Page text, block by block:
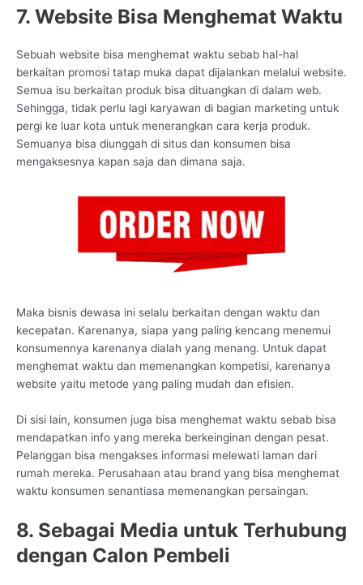
7. Website Bisa Menghemat Waktu
Sebuah website bisa menghemat waktu sebab hal-hal
berkaitan promosi tatap muka dapat dijalankan melalui website.
Semua isu berkaitan produk bisa dituangkan di dalam web.
Sehingga, tidak perlu lagi karyawan di bagian marketing untuk
pergi ke luar kota untuk menerangkan cara kerja produk.
Semuanya bisa diunggah di situs dan konsumen bisa
mengaksesnya kapan saja dan dimana saja.
Maka bisnis dewasa ini selalu berkaitan dengan waktu dan
kecepatan. Karenanya, siapa yang paling kencang menemui
konsumennya karenanya dialah yang menang. Untuk dapat
menghemat waktu dan memenangkan kompetisi, karenanya
website yaitu metode yang paling mudah dan efisien.
Di sisi lain, konsumen juga bisa menghemat waktu sebab bisa
mendapatkan info yang mereka berkeinginan dengan pesat.
Pelanggan bisa mengakses informasi melewati laman dari
rumah mereka. Perusahaan atau brand yang bisa menghemat
waktu konsumen senantiasa memenangkan persaingan.
8. Sebagai Media untuk Terhubung
dengan Calon Pembeli